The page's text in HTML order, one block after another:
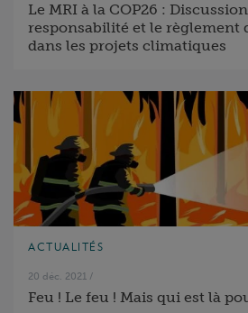
Le MRI à la COP26 :
responsabilité et le règlement
dans les projets climatiques
ACTUALITÉS
20 déc. 2021 /
Feu ! Le feu ! Mais qui est là